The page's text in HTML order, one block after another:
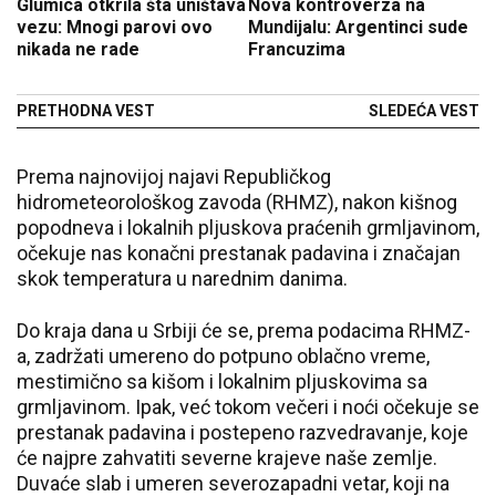
Glumica otkrila šta uništava
vezu: Mnogi parovi ovo
nikada ne rade
PRETHODNA VEST
Nova kontroverza na
Mundijalu: Argentinci sude
Francuzima
SLEDEĆA VEST
Prema najnovijoj najavi Republičkog
hidrometeorološkog zavoda (RHMZ), nakon kišnog
popodneva i lokalnih pljuskova praćenih grmljavinom,
očekuje nas konačni prestanak padavina i značajan
skok temperatura u narednim danima.
Do kraja dana u Srbiji će se, prema podacima RHMZ-
a, zadržati umereno do potpuno oblačno vreme,
mestimično sa kišom i lokalnim pljuskovima sa
grmljavinom. Ipak, već tokom večeri i noći očekuje se
prestanak padavina i postepeno razvedravanje, koje
će najpre zahvatiti severne krajeve naše zemlje.
Duvaće slab i umeren severozapadni vetar, koji na